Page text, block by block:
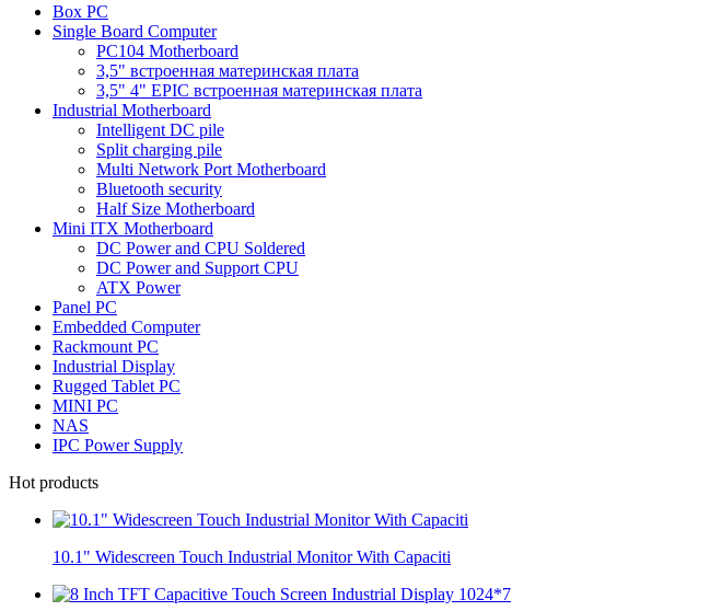
Box PC
Single Board Computer
PC104 Motherboard
3,5" встроенная материнская плата
3,5" 4" EPIC встроенная материнская плата
Industrial Motherboard
Intelligent DC pile
Split charging pile
Multi Network Port Motherboard
Bluetooth security
Half Size Motherboard
Mini ITX Motherboard
DC Power and CPU Soldered
DC Power and Support CPU
ATX Power
Panel PC
Embedded Computer
Rackmount PC
Industrial Display
Rugged Tablet PC
MINI PC
NAS
IPC Power Supply
Hot products
10.1" Widescreen Touch Industrial Monitor With Capaciti